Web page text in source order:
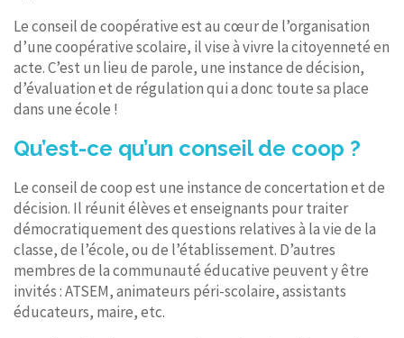
Le conseil de coopérative est au cœur de l’organisation
d’une coopérative scolaire, il vise à vivre la citoyenneté en
acte. C’est un lieu de parole, une instance de décision,
d’évaluation et de régulation qui a donc toute sa place
dans une école !
Qu’est-ce qu’un conseil de coop ?
Le conseil de coop est une instance de concertation et de
décision. Il réunit élèves et enseignants pour traiter
démocratiquement des questions relatives à la vie de la
classe, de l’école, ou de l’établissement. D’autres
membres de la communauté éducative peuvent y être
invités : ATSEM, animateurs péri-scolaire, assistants
éducateurs, maire, etc.